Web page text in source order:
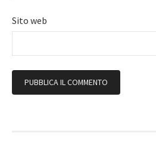
Sito web